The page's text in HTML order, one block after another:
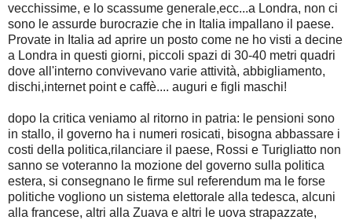
vecchissime, e lo scassume generale,ecc...a Londra, non ci
sono le assurde burocrazie che in Italia impallano il paese.
Provate in Italia ad aprire un posto come ne ho visti a decine
a Londra in questi giorni, piccoli spazi di 30-40 metri quadri
dove all'interno convivevano varie attività, abbigliamento,
dischi,internet point e caffè.... auguri e figli maschi!
dopo la critica veniamo al ritorno in patria: le pensioni sono
in stallo, il governo ha i numeri rosicati, bisogna abbassare i
costi della politica,rilanciare il paese, Rossi e Turigliatto non
sanno se voteranno la mozione del governo sulla politica
estera, si consegnano le firme sul referendum ma le forse
politiche vogliono un sistema elettorale alla tedesca, alcuni
alla francese, altri alla Zuava e altri le uova strapazzate,